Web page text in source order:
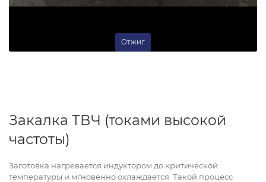
Отжиг
Закалка ТВЧ (токами высокой
частоты)
Заготовка нагревается индуктором до критической
температуры и мгновенно охлаждается. Такой процесс